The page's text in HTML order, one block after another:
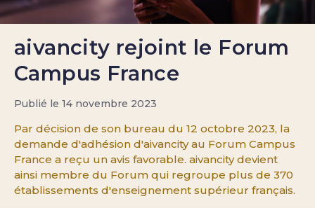
aivancity rejoint le Forum
Campus France
Publié le 14 novembre 2023
Par décision de son bureau du 12 octobre 2023, la
demande d'adhésion d'aivancity au Forum Campus
France a reçu un avis favorable. aivancity devient
ainsi membre du Forum qui regroupe plus de 370
établissements d'enseignement supérieur français.